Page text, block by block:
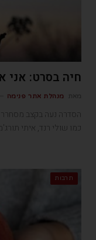
חיה בסרט: אני
מנהלת אתר פנימה
הסדרה נעה בקצב מסחרר
כמו שולי רנד, איתי
תרבות